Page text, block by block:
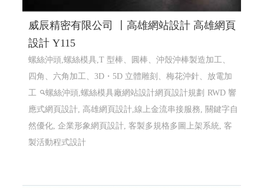
威辰精密有限公司 〡高雄網站設計 高雄網頁
設計 Y115
螺絲沖頭,螺絲模具,T 型棒、圓棒、沖殼沖棒製造加工、
四角、六角加工、3D・5D 立體雕刻、梅花沖針、放電加
工
螺絲沖頭,螺絲模具廠網站設計網頁設計規劃 RWD 響
應式網頁設計, 高雄網頁設計,線上金流串接服務, 關鍵字自
然優化, 企業形象網頁設計, 客製多規格多圖上架系統, 客
製活動程式設計